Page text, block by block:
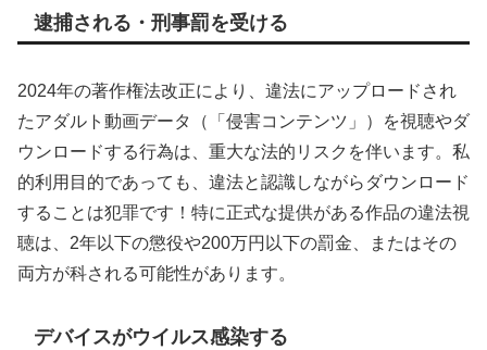
逮捕される・刑事罰を受ける
2024年の著作権法改正により、違法にアップロードされ
たアダルト動画データ（「侵害コンテンツ」）を視聴やダ
ウンロードする行為は、重大な法的リスクを伴います。私
的利用目的であっても、違法と認識しながらダウンロード
することは犯罪です！特に正式な提供がある作品の違法視
聴は、2年以下の懲役や200万円以下の罰金、またはその
両方が科される可能性があります。
デバイスがウイルス感染する